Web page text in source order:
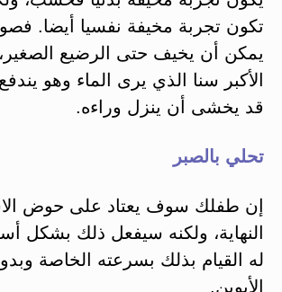
تكون تجربة مخيفة نفسيا أيضا.
يمكن أن يخيف حتى الرضيع
الأكبر سنا الذي يرى الماء وهو
قد يخشى أن ينزل وراءه.
تحلي بالصبر
إن طفلك سوف يعتاد على حوض
النهاية، ولكنه سيفعل ذلك بشكل
له القيام بذلك بسرعته الخاصة
الأبوين.